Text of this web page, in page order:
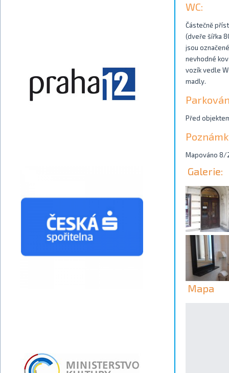
WC:
Částečně
(dveře šířka
jsou
nevhodné
vozík vedle
madly.
Před
Mapováno 8/
Galerie:
Mapa